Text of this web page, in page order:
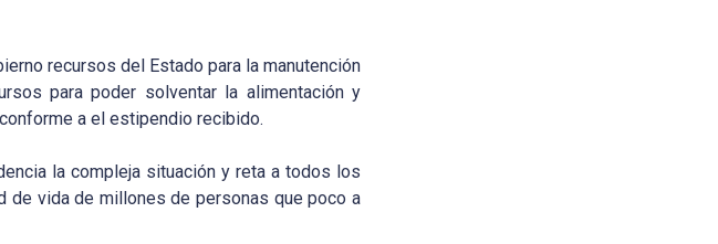
recursos del Estado para la manutención
para poder solventar la alimentación y
a el estipendio recibido.
la compleja situación y reta a todos los
de vida de millones de personas que poco a